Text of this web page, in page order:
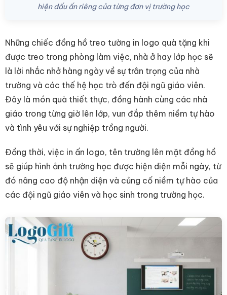
hiện dấu ấn riêng của từng đơn vị trường học
Những chiếc đồng hồ treo tường in logo quà tặng khi
được treo trong phòng làm việc, nhà ở hay lớp học sẽ
là lời nhắc nhở hàng ngày về sự trân trọng của nhà
trường và các thế hệ học trò đến đội ngũ giáo viên.
Đây là món quà thiết thực, đồng hành cùng các nhà
giáo trong từng giờ lên lớp, vun đắp thêm niềm tự hào
và tình yêu với sự nghiệp trồng người.
Đồng thời, việc in ấn logo, tên trường lên mặt đồng hồ
sẽ giúp hình ảnh trường học được hiện diện mỗi ngày, từ
đó nâng cao độ nhận diện và củng cố niềm tự hào của
các đội ngũ giáo viên và học sinh trong trường học.